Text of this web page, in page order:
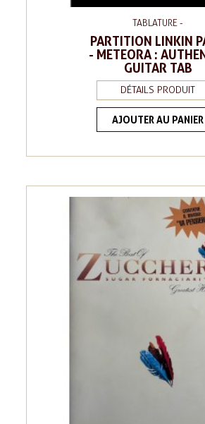
TABLATURE -
PARTITION LINKIN
- METEORA :
GUITAR TAB
DÉTAILS PRODUIT
AJOUTER AU PANIER